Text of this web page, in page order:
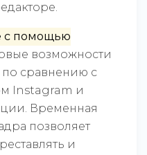
с помощью
возможности
сравнению с
Instagram и
Временная
позволяет
и